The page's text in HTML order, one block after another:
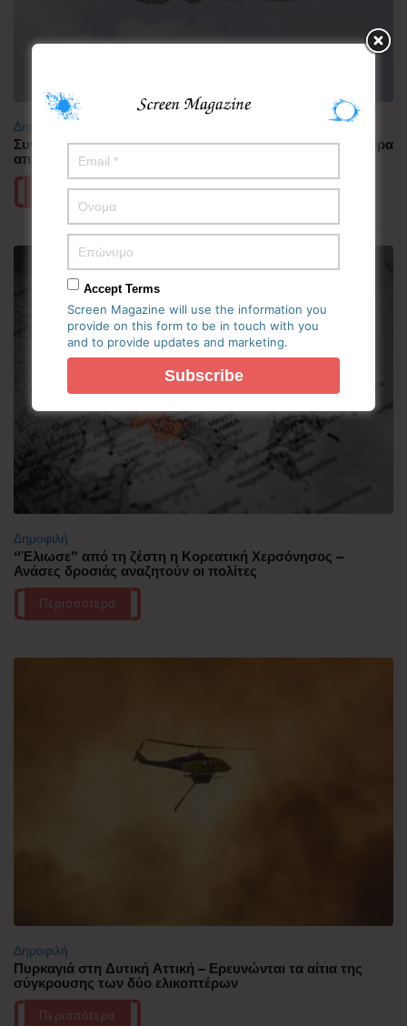
Δημοφιλή
Συνελήφθη πιλότος αεροπορικής εταιρείας με περισσότερα
από 70.000 χάπια ecstasy στην Ινδονησία
Περισσότερα
Δημοφιλή
“Έλιωσε” από τη ζέστη η Κορεατική Χερσόνησος –
Ανάσες δροσιάς αναζητούν οι πολίτες
Περισσότερα
Δημοφιλή
Πυρκαγιά στη Δυτική Αττική – Ερευνώνται τα αίτια της
σύγκρουσης των δύο ελικοπτέρων
Περισσότερα
Accept Terms
Screen Magazine will use the information you
provide on this form to be in touch with you
and to provide updates and marketing.